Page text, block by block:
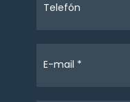
Telefón
E-mail *